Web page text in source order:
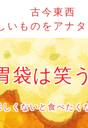
古今東西
いものをアナタ
袋は笑
くないと食べた